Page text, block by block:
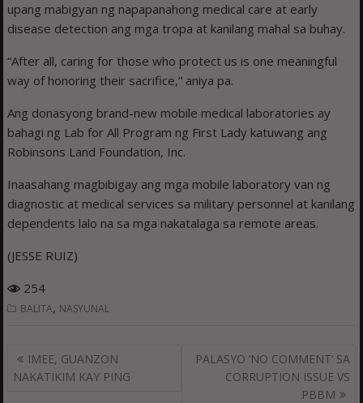
upang mabigyan ng napapanahong medical care at early
disease detection ang mga tropa at kanilang mahal sa buhay.
“After all, caring for those who protect us is one meaningful
way of honoring their sacrifice,” aniya pa.
Ang donasyong brand-new mobile medical laboratories ay
bahagi ng Lab for All Program ng First Lady katuwang ang
Robinsons Land Foundation, Inc.
Inaasahang magbibigay ang mga mobile laboratory van ng
diagnostic at medical services sa military personnel at kanilang
dependents lalo na sa mga nakatalaga sa remote areas.
(JESSE RUIZ)
254
BALITA, NASYUNAL
Post
navigation
IMEE, GUANZON
NAKATIKIM KAY PING
PALASYO ‘NO COMMENT’ SA
CORRUPTION ISSUE VS
PBBM